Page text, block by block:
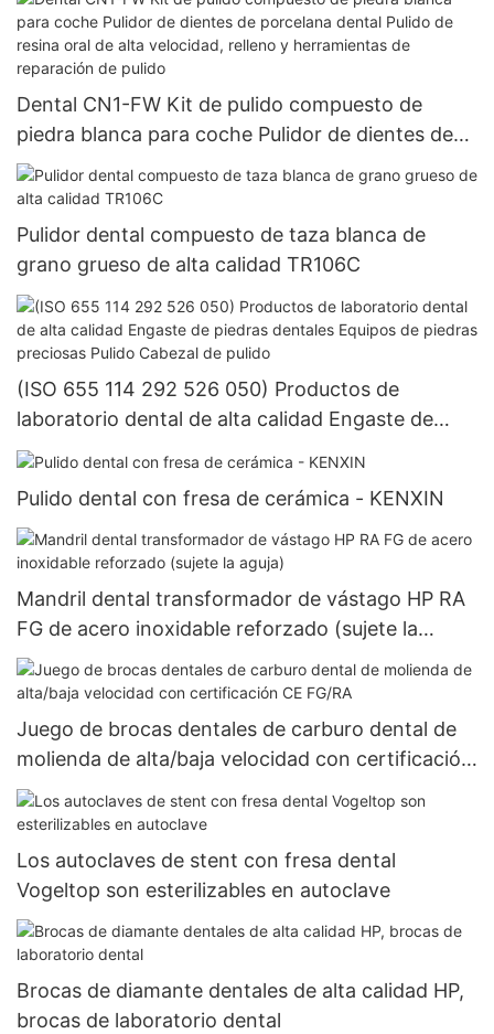
velocidad
Dental CN1-FW Kit de pulido compuesto de
piedra blanca para coche Pulidor de dientes de
porcelana dental Pulido de resina oral de alta
velocidad, relleno y herramientas de reparación
de pulido
Pulidor dental compuesto de taza blanca de
grano grueso de alta calidad TR106C
(ISO 655 114 292 526 050) Productos de
laboratorio dental de alta calidad Engaste de
piedras dentales Equipos de piedras preciosas
Pulido dental con fresa de cerámica - KENXIN
Mandril dental transformador de vástago HP RA
FG de acero inoxidable reforzado (sujete la
aguja)
Juego de brocas dentales de carburo dental de
molienda de alta/baja velocidad con certificación
CE FG/RA
Los autoclaves de stent con fresa dental
Vogeltop son esterilizables en autoclave
Brocas de diamante dentales de alta calidad HP,
brocas de laboratorio dental